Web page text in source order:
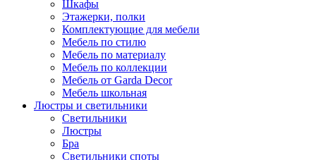
Шкафы
Этажерки, полки
Комплектующие для мебели
Мебель по стилю
Мебель по материалу
Мебель по коллекции
Мебель от Garda Decor
Мебель школьная
Люстры и светильники
Светильники
Люстры
Бра
Светильники споты